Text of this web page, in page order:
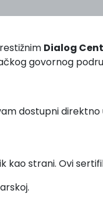
Dialog
govornog
dostupni direktno
kao strani. Ovi